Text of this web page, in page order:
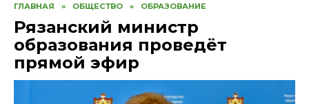
ГЛАВНАЯ » ОБЩЕСТВО » ОБРАЗОВАНИЕ
Рязанский министр
образования проведёт
прямой эфир